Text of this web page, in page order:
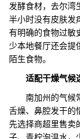
发酵食材，去尔湾
半小时没有皮肤发
有明确的食物过敏
少本地餐厅还会提
陌生食物。
适配干燥气候
南加州的气候常
舌燥、鼻腔发干的
先选择商超里售卖